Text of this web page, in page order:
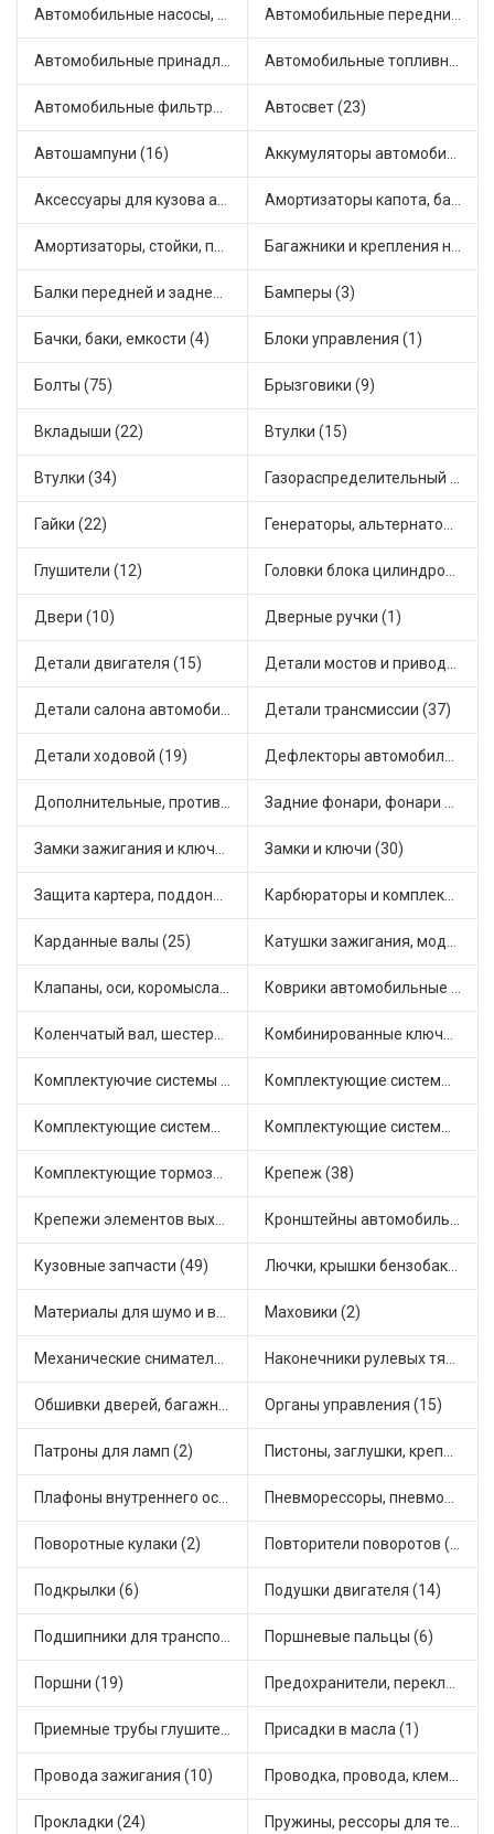
Автомобильные насосы, компрессоры и манометры (1) Автомобильные передние фары (6)
Автомобильные принадлежности и аксессуары (3) Автомобильные топливные насосы (16)
Автомобильные фильтры (1) Автосвет (23)
Автошампуни (16) Аккумуляторы автомобильные (1)
Аксессуары для кузова автомобиля (1) Амортизаторы капота, багажника (6)
Амортизаторы, стойки, подушки стоек (36) Багажники и крепления на крышу (1)
Балки передней и задней подвески (4) Бамперы (3)
Бачки, баки, емкости (4) Блоки управления (1)
Болты (75) Брызговики (9)
Вкладыши (22) Втулки (15)
Втулки (34) Газораспределительный механизм (1)
Гайки (22) Генераторы, альтернаторы и комплектующие (36)
Глушители (12) Головки блока цилиндров (2)
Двери (10) Дверные ручки (1)
Детали двигателя (15) Детали мостов и привода трансмиссии (55)
Детали салона автомобиля (30) Детали трансмиссии (37)
Детали ходовой (19) Дефлекторы автомобильные (2)
Дополнительные, противотуманные фары (2) Задние фонари, фонари видимости (4)
Замки зажигания и ключи (11) Замки и ключи (30)
Защита картера, поддона, КПП (3) Карбюраторы и комплектующие (20)
Карданные валы (25) Катушки зажигания, модули зажигания (3)
Клапаны, оси, коромысла (14) Коврики автомобильные (6)
Коленчатый вал, шестерни коленчатого вала (6) Комбинированные ключи (3)
Комплектуючие системы стеклоочистителя (6) Комплектующие системы выпуска отработавших газов (8)
Комплектующие системы отопления (22) Комплектующие системы питания (6)
Комплектующие тормозной системы (21) Крепеж (38)
Крепежи элементов выхлопной системы (5) Кронштейны автомобильные (4)
Кузовные запчасти (49) Лючки, крышки бензобака (6)
Материалы для шумо и виброизоляции (1) Маховики (2)
Механические сниматели (1) Наконечники рулевых тяг (30)
Обшивки дверей, багажника, потолков, накладки салона (26) Органы управления (15)
Патроны для ламп (2) Пистоны, заглушки, крепежные элементы (4)
Плафоны внутреннего освещения (1) Пневморессоры, пневмоподушки (1)
Поворотные кулаки (2) Повторители поворотов (4)
Подкрылки (6) Подушки двигателя (14)
Подшипники для транспорта (43) Поршневые пальцы (6)
Поршни (19) Предохранители, переключатели, кнопки автомобильные (27)
Приемные трубы глушителя (5) Присадки в масла (1)
Провода зажигания (10) Проводка, провода, клеммы и разъемы (19)
Прокладки (24) Пружины, рессоры для техники (29)